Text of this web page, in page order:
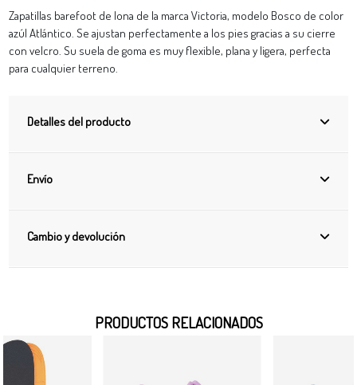
Zapatillas barefoot de lona de la marca Victoria, modelo Bosco de color
azúl Atlántico. Se ajustan perfectamente a los pies gracias a su cierre
con velcro. Su suela de goma es muy flexible, plana y ligera, perfecta
para cualquier terreno.
Detalles del producto
Envío
Cambio y devolución
PRODUCTOS RELACIONADOS